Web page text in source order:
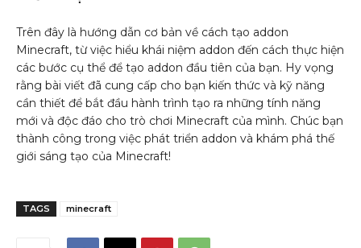
Trên đây là hướng dẫn cơ bản về cách tạo addon
Minecraft, từ việc hiểu khái niệm addon đến cách thực hiện
các bước cụ thể để tạo addon đầu tiên của bạn. Hy vọng
rằng bài viết đã cung cấp cho bạn kiến thức và kỹ năng
cần thiết để bắt đầu hành trình tạo ra những tính năng
mới và độc đáo cho trò chơi Minecraft của mình. Chúc bạn
thành công trong việc phát triển addon và khám phá thế
giới sáng tạo của Minecraft!
TAGS minecraft